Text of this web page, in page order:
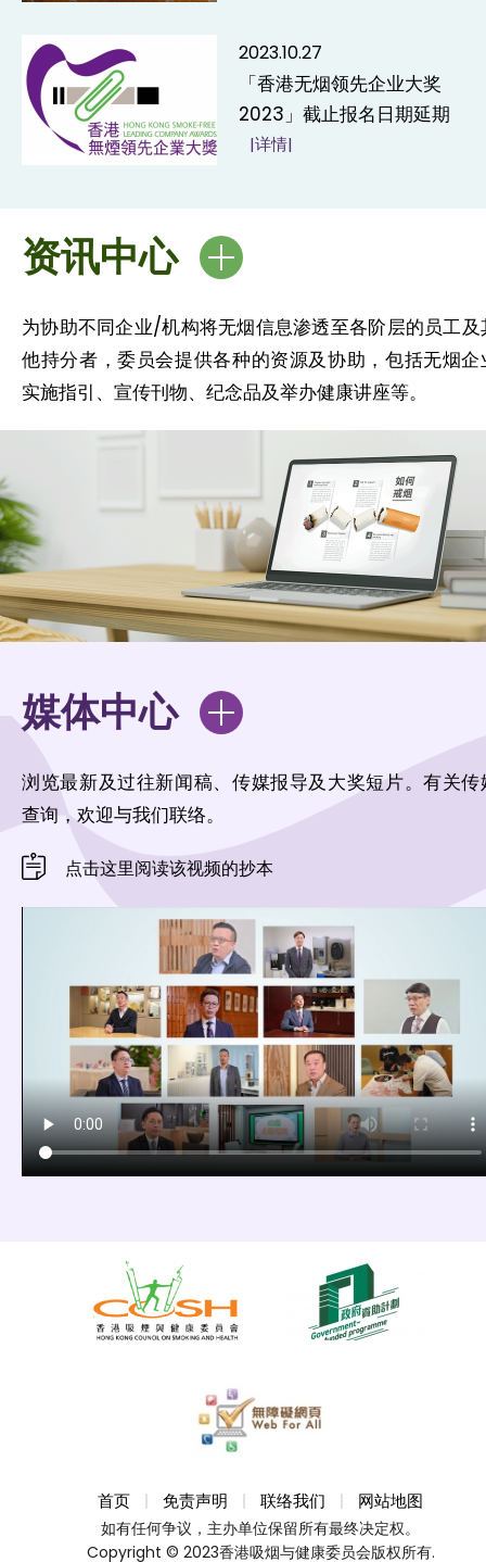
2023.10.27
「香港无烟领先企业大奖
2023」截止报名日期延期
|详情|
资讯中心
为协助不同企业/机构将无烟信息渗透至各阶层的员工及
他持分者，委员会提供各种的资源及协助，包括无烟企
实施指引、宣传刊物、纪念品及举办健康讲座等。
媒体中心
浏览最新及过往新闻稿、传媒报导及大奖短片。有关传
查询，欢迎与我们联络。
点击这里阅读该视频的抄本
首页 免责声明 联络我们 网站地图
如有任何争议，主办单位保留所有最终决定权。
Copyright © 2023香港吸烟与健康委员会版权所有.